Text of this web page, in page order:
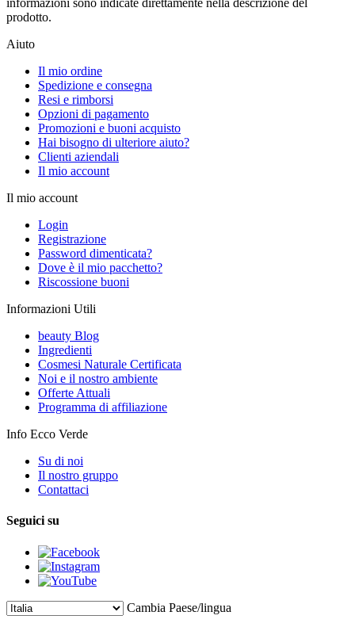
informazioni sono indicate direttamente nella descrizione del
prodotto.
Aiuto
Il mio ordine
Spedizione e consegna
Resi e rimborsi
Opzioni di pagamento
Promozioni e buoni acquisto
Hai bisogno di ulteriore aiuto?
Clienti aziendali
Il mio account
Il mio account
Login
Registrazione
Password dimenticata?
Dove è il mio pacchetto?
Riscossione buoni
Informazioni Utili
beauty Blog
Ingredienti
Cosmesi Naturale Certificata
Noi e il nostro ambiente
Offerte Attuali
Programma di affiliazione
Info Ecco Verde
Su di noi
Il nostro gruppo
Contattaci
Seguici su
Cambia Paese/lingua